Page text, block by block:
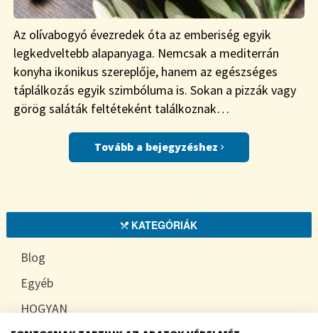
Az olívabogyó évezredek óta az emberiség egyik
legkedveltebb alapanyaga. Nemcsak a mediterrán
konyha ikonikus szereplője, hanem az egészséges
táplálkozás egyik szimbóluma is. Sokan a pizzák vagy
görög saláták feltéteként találkoznak…
Tovább a bejegyzéshez
KATEGÓRIÁK
Blog
Egyéb
HOGYAN